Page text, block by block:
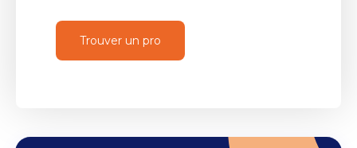
Trouver un pro